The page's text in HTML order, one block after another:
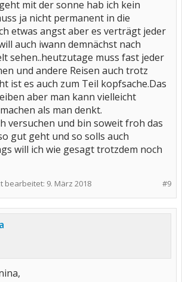
mit der sonne hab ich kein
ja nicht permanent in die
etwas angst aber es verträgt jeder
auch iwann demnächst nach
sehen..heutzutage muss fast jeder
und andere Reisen auch trotz
ist es auch zum Teil kopfsache.Das
aber man kann vielleicht
als man denkt.
versuchen und bin soweit froh das
gut geht und so solls auch
will ich wie gesagt trotzdem noch
#9
bearbeitet: 9. März 2018